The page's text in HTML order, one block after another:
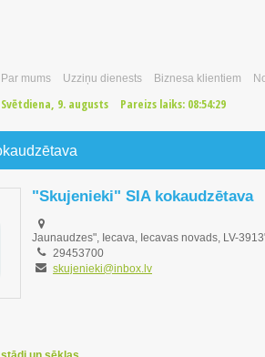
Par mums Uzziņu dienests Biznesa klientiem
Svētdiena, 9. augusts Pareizs laiks: 08:54:30
"Skujenieki" SIA kokaudzētava
Jaunaudzes", Iecava, Iecavas novads, LV-
29453700
skujenieki@inbox.lv
un sēklas